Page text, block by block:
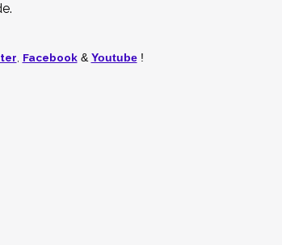
Facebook& Youtube!